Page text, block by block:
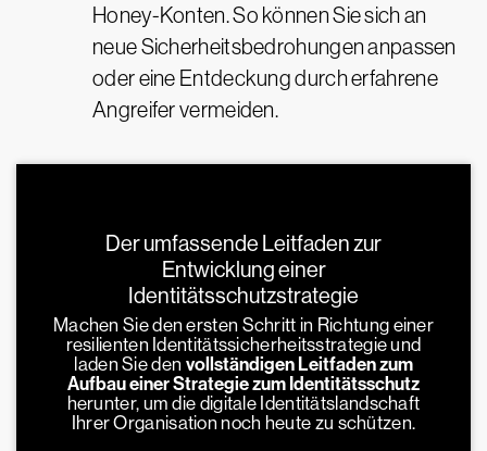
Honey-Konten. So können Sie sich an
neue Sicherheitsbedrohungen anpassen
oder eine Entdeckung durch erfahrene
Angreifer vermeiden.
Der umfassende Leitfaden zur
Entwicklung einer
Identitätsschutzstrategie
Machen Sie den ersten Schritt in Richtung einer
resilienten Identitätssicherheitsstrategie und
laden Sie den vollständigen Leitfaden zum
Aufbau einer Strategie zum Identitätsschutz
herunter, um die digitale Identitätslandschaft
Ihrer Organisation noch heute zu schützen.